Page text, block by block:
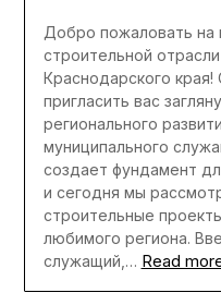
Добро пожаловать на
строительной
Краснодарского
пригласить вас
регионального
муниципального
создает фундамент
и сегодня мы
строительные
любимого региона.
служащий,… Read